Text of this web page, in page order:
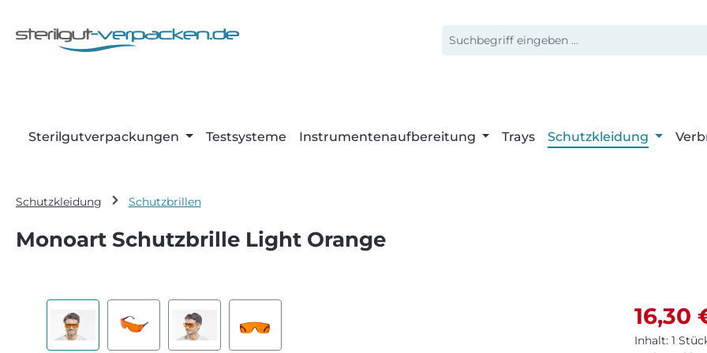
Sterilgutverpackungen Testsysteme Instrumentenaufbereitung Trays Schutzkleidung
Schutzkleidung Schutzbrillen
Monoart Schutzbrille Light Orange
Bildergalerie überspringen 16,30
Inhalt: 1